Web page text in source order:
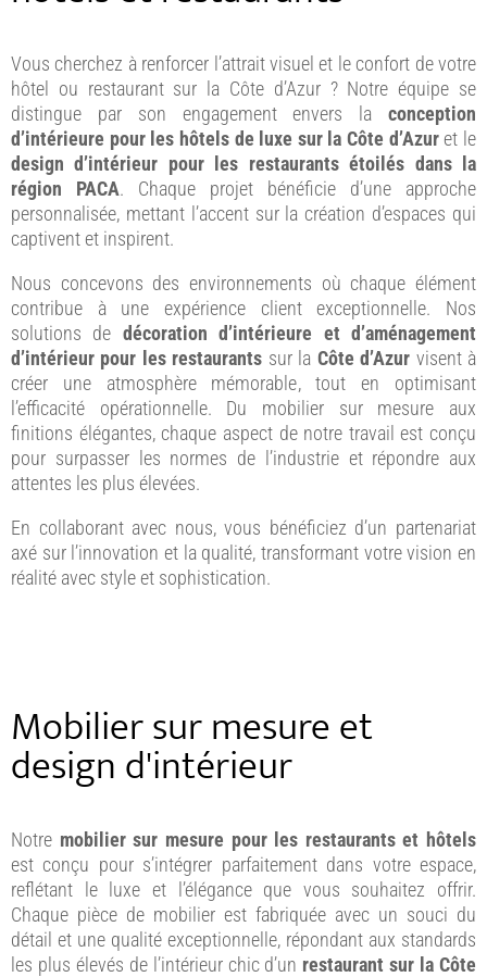
Vous cherchez à renforcer l’attrait visuel et le confort de votre
hôtel ou restaurant sur la Côte d’Azur ? Notre équipe se
distingue par son engagement envers la conception
d’intérieure pour les hôtels de luxe sur la Côte d’Azuret le
design d’intérieur pour les restaurants étoilés dans la
région PACA. Chaque projet bénéficie d’une approche
personnalisée, mettant l’accent sur la création d’espaces qui
captivent et inspirent.
Nous concevons des environnements où chaque élément
contribue à une expérience client exceptionnelle. Nos
solutions de décoration d’intérieure et d’aménagement
d’intérieur pour les restaurants sur la Côte d’Azur visent à
créer une atmosphère mémorable, tout en optimisant
l’efficacité opérationnelle. Du mobilier sur mesure aux
finitions élégantes, chaque aspect de notre travail est conçu
pour surpasser les normes de l’industrie et répondre aux
attentes les plus élevées.
En collaborant avec nous, vous bénéficiez d’un partenariat
axé sur l’innovation et la qualité, transformant votre vision en
réalité avec style et sophistication.
Mobilier sur mesure et
design d'intérieur
Notre mobilier sur mesure pour les restaurants et hôtels
est conçu pour s’intégrer parfaitement dans votre espace,
reflétant le luxe et l’élégance que vous souhaitez offrir.
Chaque pièce de mobilier est fabriquée avec un souci du
détail et une qualité exceptionnelle, répondant aux standards
les plus élevés de l’intérieur chic d’un restaurant sur la Côte